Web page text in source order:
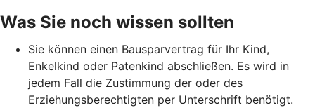
Was Sie noch wissen sollten
Sie können einen Bausparvertrag für Ihr Kind,
Enkelkind oder Patenkind abschließen. Es wird in
jedem Fall die Zustimmung der oder des
Erziehungsberechtigten per Unterschrift benötigt.